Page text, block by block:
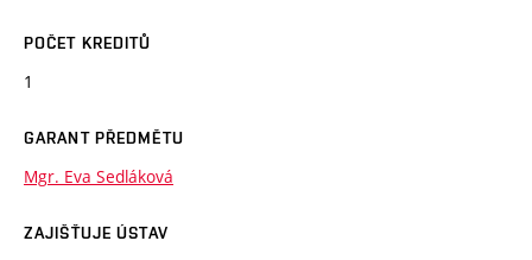
POČET KREDITŮ
1
GARANT PŘEDMĚTU
Mgr. Eva Sedláková
ZAJIŠŤUJE ÚSTAV